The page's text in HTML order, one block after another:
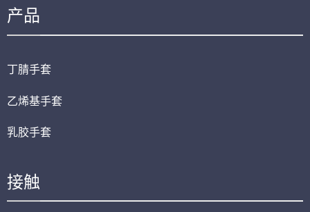
产品
丁腈手套
乙烯基手套
乳胶手套
接触